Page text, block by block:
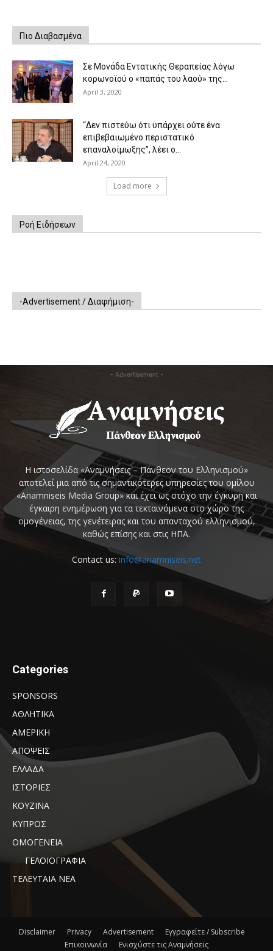
Πιο Διαβασμένα
Σε Μονάδα Εντατικής Θεραπείας λόγω
κορωνοϊού ο «παπάς του λαού» της...
April 3, 2020
“Δεν πιστεύω ότι υπάρχει ούτε ένα
επιβεβαιωμένο περιστατικό
επαναλοίμωξης”, λέει ο...
April 24, 2020
Load more
Ροή Ειδήσεων
-Advertisement / Διαφήμιση-
- Advertisement -
Η ιστοσελίδα «Αναμνήσεις – Πάνθεον του Ελληνισμού»
αποτελεί μια από τις σημαντικότερες υπηρεσίες του ομίλου
«Anamniseis Media Group» και έχει ως στόχο την έγκυρη και
έγκαιρη ενημέρωση για τα τεκταινόμενα στο χώρο της
ομογένειας, της γενέτειρας και του απανταχού ελληνισμού,
καθώς επίσης και στις ΗΠΑ.
Contact us: info@anamniseis.net
Categories
SPONSORS
ΑΘΛΗΤΙΚΑ
ΑΜΕΡΙΚΗ
ΑΠΟΨΕΙΣ
ΕΛΛΑΔΑ
ΙΣΤΟΡΙΕΣ
ΚΟΥΖΙΝΑ
ΚΥΠΡΟΣ
ΟΜΟΓΕΝΕΙΑ
ΓΕΛΟΙΟΓΡΑΦΙΑ
ΤΕΛΕΥΤΑΙΑ ΝΕΑ
Disclaimer Privacy Advertisement
Εγγραφείτε / Subscribe
Επικοινωνία
Ενισχύστε τις Αναμνήσεις